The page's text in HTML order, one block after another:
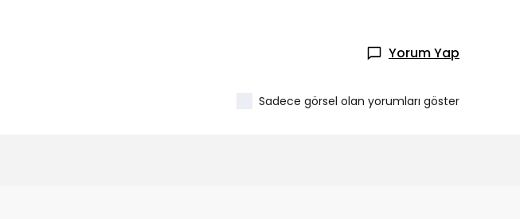
Yorum Yap
Sadece görsel olan yorumları göster